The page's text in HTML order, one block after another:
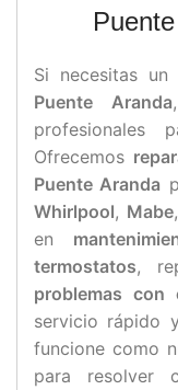
Si necesitas un
Puente Aranda
profesionales
Ofrecemos
Puente Aranda
Whirlpool, Mabe
en
termostatos,
problemas con
servicio rápido
funcione como
para resolver